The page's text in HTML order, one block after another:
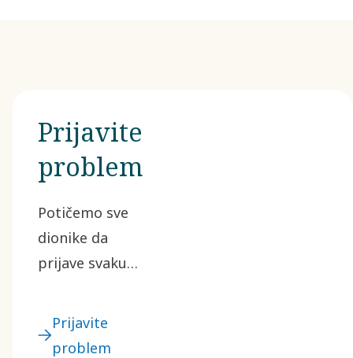
Prijavite
problem
Potičemo sve
dionike da
prijave svaku
nepravilnost
putem našeg
Prijavite
problem